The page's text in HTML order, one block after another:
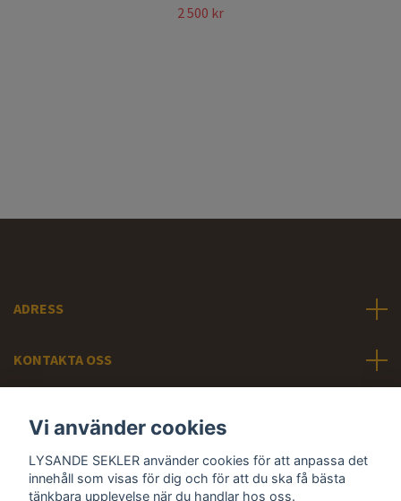
2 500 kr
ADRESS
KONTAKTA OSS
Sociala medier
Vi använder cookies
LYSANDE SEKLER använder cookies för att anpassa det
innehåll som visas för dig och för att du ska få bästa
tänkbara upplevelse när du handlar hos oss.